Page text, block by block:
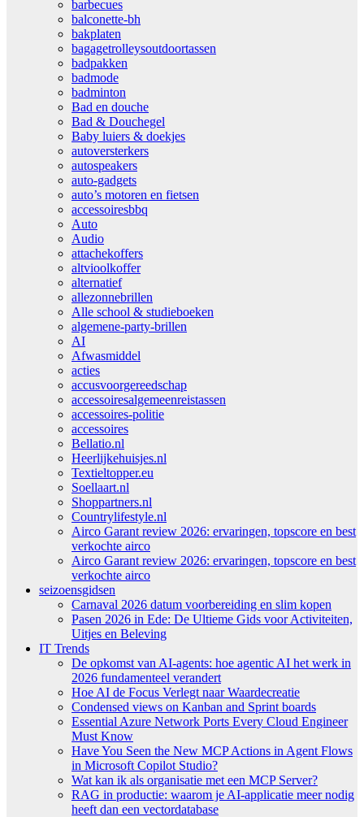
barbecues
balconette-bh
bakplaten
bagagetrolleysoutdoortassen
badpakken
badmode
badminton
Bad en douche
Bad & Douchegel
Baby luiers & doekjes
autoversterkers
autospeakers
auto-gadgets
auto’s motoren en fietsen
accessoiresbbq
Auto
Audio
attachekoffers
altvioolkoffer
alternatief
allezonnebrillen
Alle school & studieboeken
algemene-party-brillen
AI
Afwasmiddel
acties
accusvoorgereedschap
accessoiresalgemeenreistassen
accessoires-politie
accessoires
Bellatio.nl
Heerlijkehuisjes.nl
Textieltopper.eu
Soellaart.nl
Shoppartners.nl
Countrylifestyle.nl
Airco Garant review 2026: ervaringen, topscore en best
verkochte airco
Airco Garant review 2026: ervaringen, topscore en best
verkochte airco
seizoensgidsen
Carnaval 2026 datum voorbereiding en slim kopen
Pasen 2026 in Ede: De Ultieme Gids voor Activiteiten,
Uitjes en Beleving
IT Trends
De opkomst van AI-agents: hoe agentic AI het werk in
2026 fundamenteel verandert
Hoe AI de Focus Verlegt naar Waardecreatie
Condensed views on Kanban and Sprint boards
Essential Azure Network Ports Every Cloud Engineer
Must Know
Have You Seen the New MCP Actions in Agent Flows
in Microsoft Copilot Studio?
Wat kan ik als organisatie met een MCP Server?
RAG in productie: waarom je AI-applicatie meer nodig
heeft dan een vectordatabase